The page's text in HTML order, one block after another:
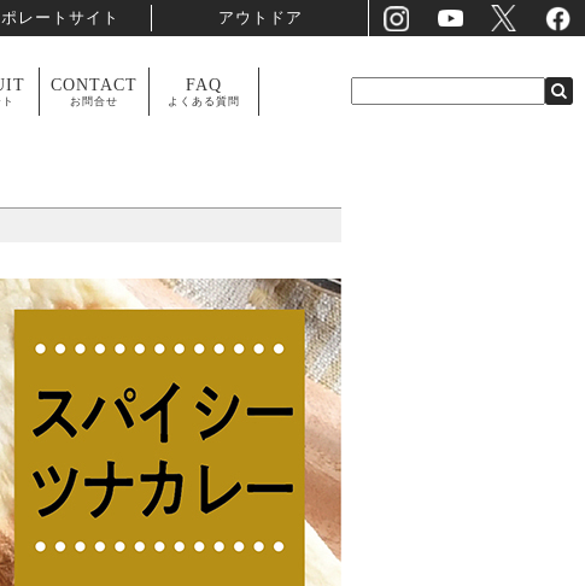
レートサイト アウトドア
CONTACT
お問合せ
FAQ
よくある質問